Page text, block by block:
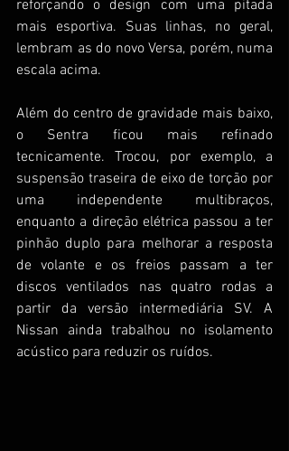
reforçando o design com uma pitada
mais esportiva. Suas linhas, no geral,
lembram as do novo Versa, porém, numa
escala acima.
Além do centro de gravidade mais baixo,
o Sentra ficou mais refinado
tecnicamente. Trocou, por exemplo, a
suspensão traseira de eixo de torção por
uma independente multibraços,
enquanto a direção elétrica passou a ter
pinhão duplo para melhorar a resposta
de volante e os freios passam a ter
discos ventilados nas quatro rodas a
partir da versão intermediária SV. A
Nissan ainda trabalhou no isolamento
acústico para reduzir os ruídos.